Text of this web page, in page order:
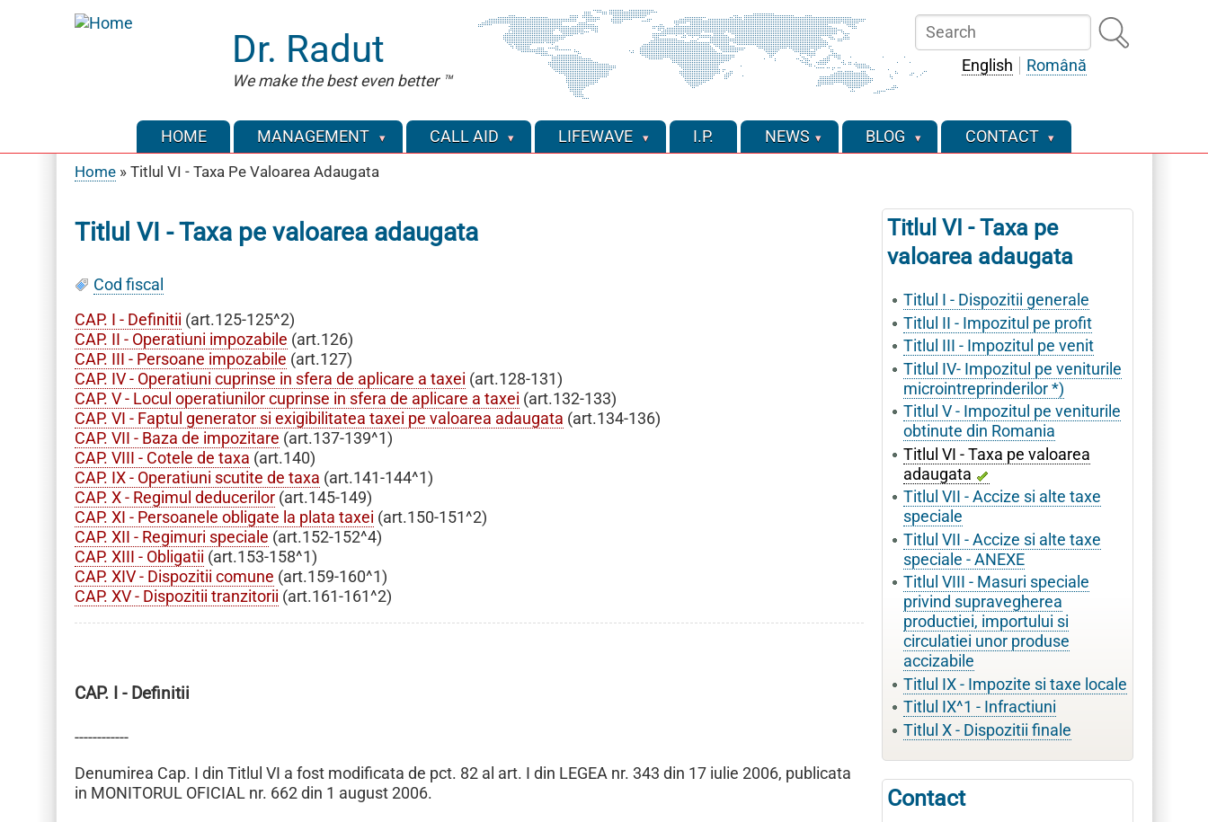
Search
English
Română
Dr. Radut
We make the best even better ™
HOME MANAGEMENT CALL AID LIFEWAVE I.P. NEWS BLOG CONTACT
Home Titlul VI - Taxa Pe Valoarea Adaugata
Titlul VI - Taxa pe valoarea adaugata
Cod fiscal
CAP. I - Definitii (art.125-125^2)
CAP. II - Operatiuni impozabile (art.126)
CAP. III - Persoane impozabile (art.127)
CAP. IV - Operatiuni cuprinse in sfera de aplicare a taxei (art.128-131)
CAP. V - Locul operatiunilor cuprinse in sfera de aplicare a taxei (art.132-133)
CAP. VI - Faptul generator si exigibilitatea taxei pe valoarea adaugata (art.134-136)
CAP. VII - Baza de impozitare (art.137-139^1)
CAP. VIII - Cotele de taxa (art.140)
CAP. IX - Operatiuni scutite de taxa (art.141-144^1)
CAP. X - Regimul deducerilor (art.145-149)
CAP. XI - Persoanele obligate la plata taxei (art.150-151^2)
CAP. XII - Regimuri speciale (art.152-152^4)
CAP. XIII - Obligatii (art.153-158^1)
CAP. XIV - Dispozitii comune (art.159-160^1)
CAP. XV - Dispozitii tranzitorii (art.161-161^2)
CAP. I - Definitii
------------
Denumirea Cap. I din Titlul VI a fost modificata de pct. 82 al art. I din LEGEA nr. 343 din 17 iulie 2006, publicata
in MONITORUL OFICIAL nr. 662 din 1 august 2006.
Titlul VI - Taxa pe
valoarea adaugata
Titlul I - Dispozitii generale
Titlul II - Impozitul pe profit
Titlul III - Impozitul pe venit
Titlul IV- Impozitul pe veniturile
microintreprinderilor *)
Titlul V - Impozitul pe veniturile
obtinute din Romania
Titlul VI - Taxa pe valoarea
adaugata
Titlul VII - Accize si alte taxe
speciale
Titlul VII - Accize si alte taxe
speciale - ANEXE
Titlul VIII - Masuri speciale
privind supravegherea
productiei, importului si
circulatiei unor produse
accizabile
Titlul IX - Impozite si taxe locale
Titlul IX^1 - Infractiuni
Titlul X - Dispozitii finale
Contact